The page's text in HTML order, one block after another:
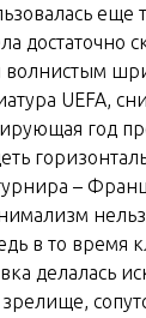
еще
достаточно
волнистым
UEFA,
год
–
в то время
делалась